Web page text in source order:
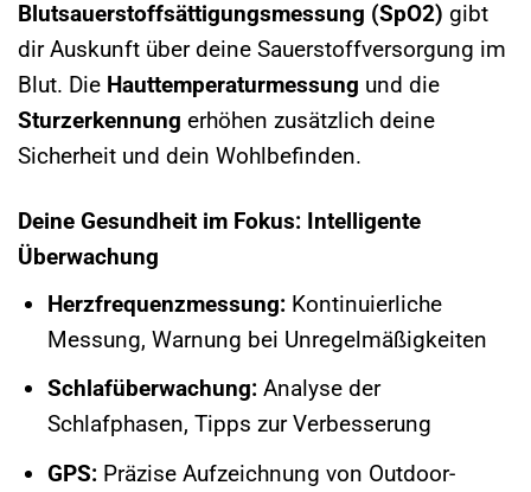
Blutsauerstoffsättigungsmessung (SpO2) gibt
dir Auskunft über deine Sauerstoffversorgung im
Blut. Die Hauttemperaturmessung und die
Sturzerkennung erhöhen zusätzlich deine
Sicherheit und dein Wohlbefinden.
Deine Gesundheit im Fokus: Intelligente
Überwachung
Herzfrequenzmessung:Kontinuierliche
Messung, Warnung bei Unregelmäßigkeiten
Schlafüberwachung:Analyse der
Schlafphasen, Tipps zur Verbesserung
GPS:Präzise Aufzeichnung von Outdoor-